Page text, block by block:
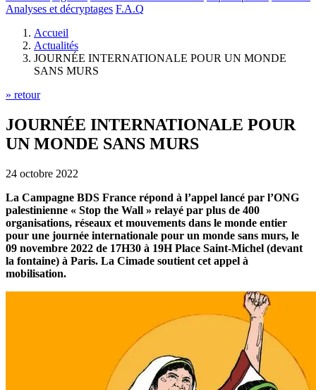
Analyses et décryptages F.A.Q
Accueil
Actualités
JOURNÉE INTERNATIONALE POUR UN MONDE
SANS MURS
» retour
JOURNÉE INTERNATIONALE POUR
UN MONDE SANS MURS
24 octobre 2022
La Campagne BDS France répond à l’appel lancé par l’ONG
palestinienne « Stop the Wall » relayé par plus de 400
organisations, réseaux et mouvements dans le monde entier
pour une journée internationale pour un monde sans murs, le
09 novembre 2022 de 17H30 à 19H Place Saint-Michel (devant
la fontaine) à Paris. La Cimade soutient cet appel à
mobilisation.